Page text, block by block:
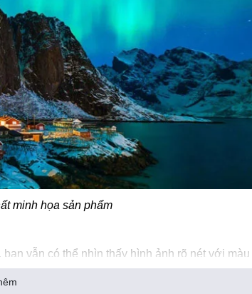
minh họa sản phẩm
vẫn có thể nhìn thấy hình ảnh rõ nét với màu
bóng tối đều không là vấn đề